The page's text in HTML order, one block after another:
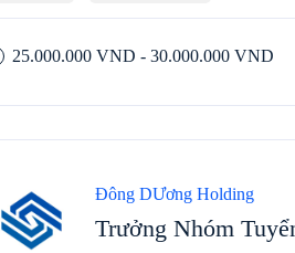
25.000.000 VND - 30.000.000 VND
Đông DƯơng Holding
Trưởng Nhóm